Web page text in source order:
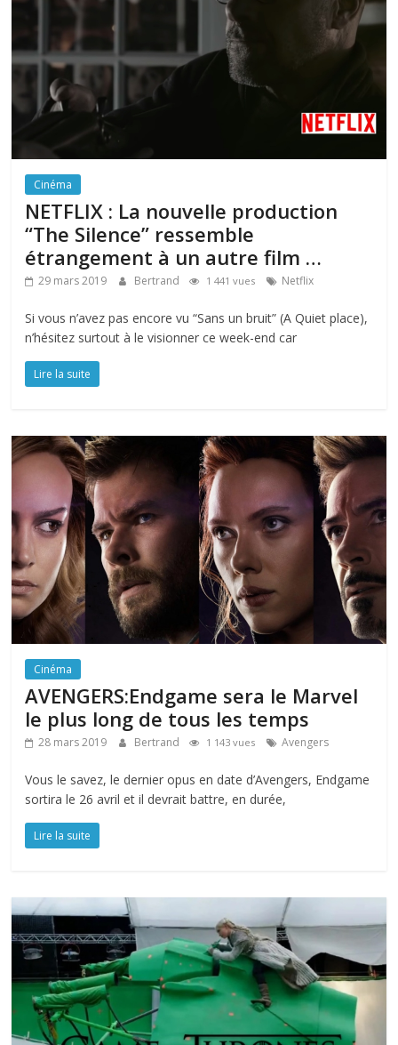
Cinéma
NETFLIX : La nouvelle production
“The Silence” ressemble
étrangement à un autre film …
29 mars 2019 Bertrand 1 441 vues Netflix
Si vous n’avez pas encore vu “Sans un bruit” (A Quiet place),
n’hésitez surtout à le visionner ce week-end car
Lire la suite
Cinéma
AVENGERS:Endgame sera le Marvel
le plus long de tous les temps
28 mars 2019 Bertrand 1 143 vues Avengers
Vous le savez, le dernier opus en date d’Avengers, Endgame
sortira le 26 avril et il devrait battre, en durée,
Lire la suite